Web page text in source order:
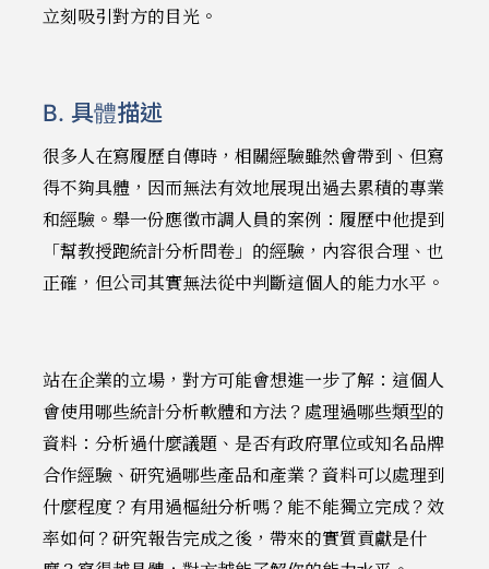
立刻吸引對方的目光。
B. 具體描述
很多人在寫履歷自傳時，相關經驗雖然會帶到、但寫
得不夠具體，因而無法有效地展現出過去累積的專業
和經驗。舉一份應徵市調人員的案例：履歷中他提到
「幫教授跑統計分析問卷」的經驗，內容很合理、也
正確，但公司其實無法從中判斷這個人的能力水平。
站在企業的立場，對方可能會想進一步了解：這個人
會使用哪些統計分析軟體和方法？處理過哪些類型的
資料：分析過什麼議題、是否有政府單位或知名品牌
合作經驗、研究過哪些產品和產業？資料可以處理到
什麼程度？有用過樞紐分析嗎？能不能獨立完成？效
率如何？研究報告完成之後，帶來的實質貢獻是什